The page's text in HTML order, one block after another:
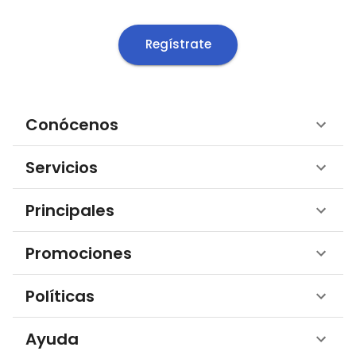
Regístrate
Conócenos
Servicios
Principales
Promociones
Políticas
Ayuda